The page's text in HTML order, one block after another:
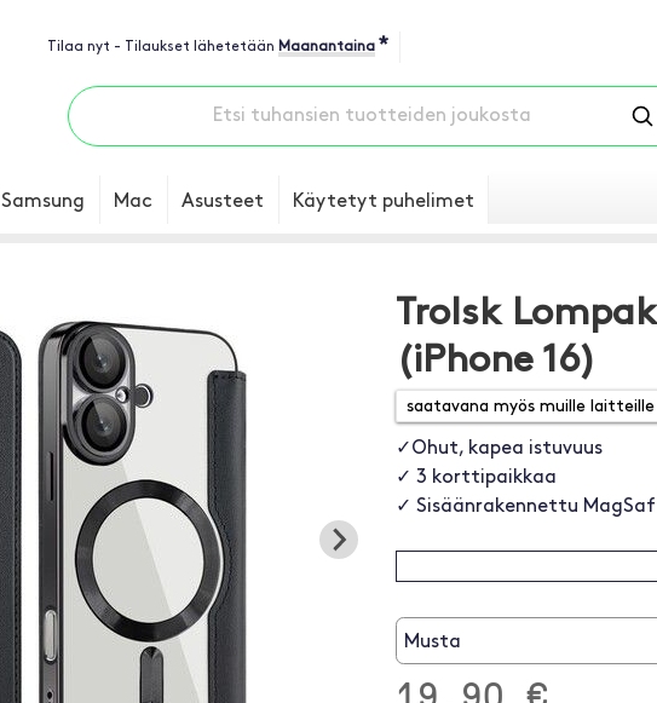
Tilaa nyt - Tilaukset lähetetään Maanantaina *
Samsung Mac Asusteet Käytetyt puhelimet
Trolsk
(iPhone 16)
✓Ohut, kapea istuvuus
✓ 3 korttipaikkaa
✓ Sisäänrakennettu
Musta